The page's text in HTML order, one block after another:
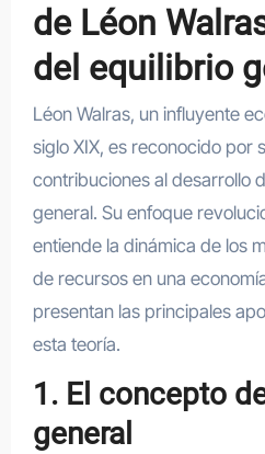
de Léon
del equilibrio
Léon Walras, un influyente
siglo XIX, es reconocido por
contribuciones al desarrollo
general. Su enfoque
entiende la dinámica de los
de recursos en una
presentan las principales
esta teoría.
1. El concepto
general